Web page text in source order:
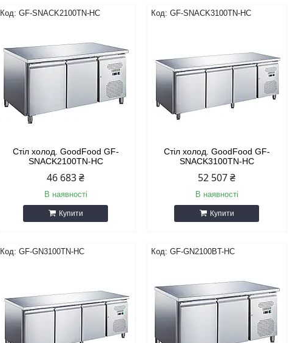
GF-SNACK2100TN-HC
Стіл холод. GoodFood GF-
SNACK2100TN-HC
46 683 ₴
В наявності
Купити
GF-SNACK3100TN-HC
Стіл холод. GoodFood GF-
SNACK3100TN-HC
52 507 ₴
В наявності
Купити
GF-GN3100TN-HC GF-GN2100BT-HC